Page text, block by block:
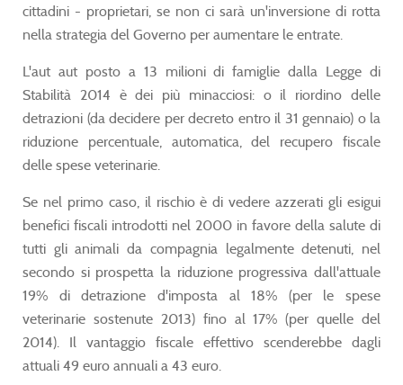
cittadini - proprietari, se non ci sarà un'inversione di rotta
nella strategia del Governo per aumentare le entrate.
L'aut aut posto a 13 milioni di famiglie dalla Legge di
Stabilità 2014 è dei più minacciosi: o il riordino delle
detrazioni (da decidere per decreto entro il 31 gennaio) o la
riduzione percentuale, automatica, del recupero fiscale
delle spese veterinarie.
Se nel primo caso, il rischio è di vedere azzerati gli esigui
benefici fiscali introdotti nel 2000 in favore della salute di
tutti gli animali da compagnia legalmente detenuti, nel
secondo si prospetta la riduzione progressiva dall'attuale
19% di detrazione d'imposta al 18% (per le spese
veterinarie sostenute 2013) fino al 17% (per quelle del
2014). Il vantaggio fiscale effettivo scenderebbe dagli
attuali 49 euro annuali a 43 euro.